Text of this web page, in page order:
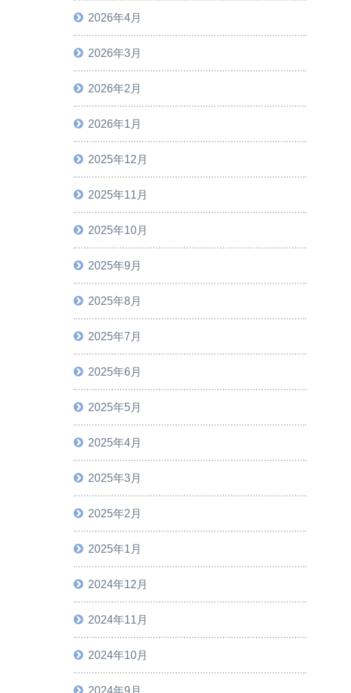
2026年4月
2026年3月
2026年2月
2026年1月
2025年12月
2025年11月
2025年10月
2025年9月
2025年8月
2025年7月
2025年6月
2025年5月
2025年4月
2025年3月
2025年2月
2025年1月
2024年12月
2024年11月
2024年10月
2024年9月